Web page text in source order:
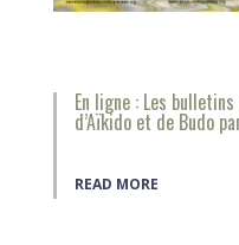
En ligne : Les
d’Aïkido et de Budo
READ MORE